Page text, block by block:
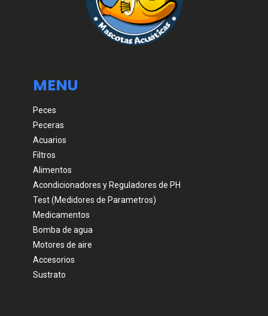
MENU
Peces
Peceras
Acuarios
Filtros
Alimentos
Acondicionadores y Reguladores de PH
Test (Medidores de Parametros)
Medicamentos
Bomba de agua
Motores de aire
Accesorios
Sustrato